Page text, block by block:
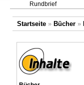
Rundbrief
Startseite» Bücher»